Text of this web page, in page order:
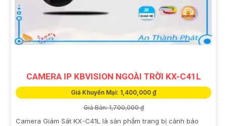
CAMERA IP KBVISION NGOÀI TRỜI KX-C41L
Giá Khuyến Mại: 1,400,000 ₫
Giá Bán: 1,700,000 ₫
Camera Giám Sát KX-C41L là sản phẩm trang bị cảnh báo